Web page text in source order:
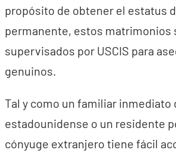
propósito de obtener el estatus
permanente, estos matrimonios
supervisados por USCIS para
genuinos.
Tal y como un familiar inmediato
estadounidense o un residente
cónyuge extranjero tiene fácil